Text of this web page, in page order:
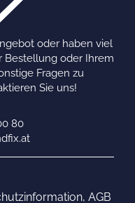
oder haben viel
Bestellung oder Ihrem
Fragen zu
Sie uns!
80
, AGB